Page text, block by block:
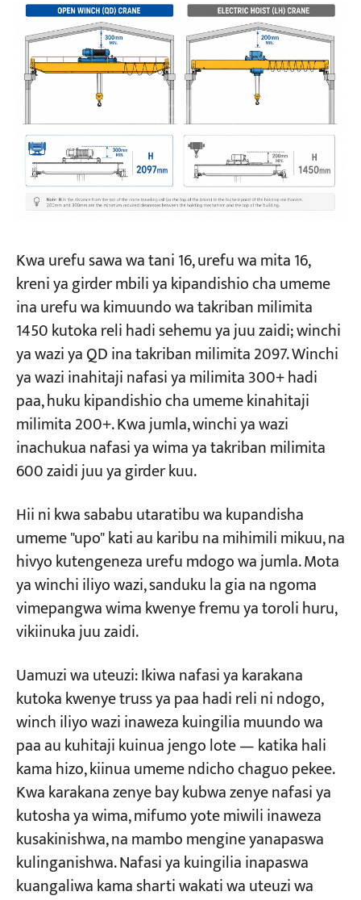
Kwa urefu sawa wa tani 16, urefu wa mita 16,
kreni ya girder mbili ya kipandishio cha umeme
ina urefu wa kimuundo wa takriban milimita
1450 kutoka reli hadi sehemu ya juu zaidi; winchi
ya wazi ya QD ina takriban milimita 2097. Winchi
ya wazi inahitaji nafasi ya milimita 300+ hadi
paa, huku kipandishio cha umeme kinahitaji
milimita 200+. Kwa jumla, winchi ya wazi
inachukua nafasi ya wima ya takriban milimita
600 zaidi juu ya girder kuu.
Hii ni kwa sababu utaratibu wa kupandisha
umeme "upo" kati au karibu na mihimili mikuu, na
hivyo kutengeneza urefu mdogo wa jumla. Mota
ya winchi iliyo wazi, sanduku la gia na ngoma
vimepangwa wima kwenye fremu ya toroli huru,
vikiinuka juu zaidi.
Uamuzi wa uteuzi: Ikiwa nafasi ya karakana
kutoka kwenye truss ya paa hadi reli ni ndogo,
winch iliyo wazi inaweza kuingilia muundo wa
paa au kuhitaji kuinua jengo lote — katika hali
kama hizo, kiinua umeme ndicho chaguo pekee.
Kwa karakana zenye bay kubwa zenye nafasi ya
kutosha ya wima, mifumo yote miwili inaweza
kusakinishwa, na mambo mengine yanapaswa
kulinganishwa. Nafasi ya kuingilia inapaswa
kuangaliwa kama sharti wakati wa uteuzi wa